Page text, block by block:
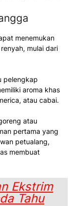
menemukan
mulai dari
pelengkap
aroma khas
atau cabai.
atau
pertama yang
petualang,
membuat
Ekstrim
Tahu